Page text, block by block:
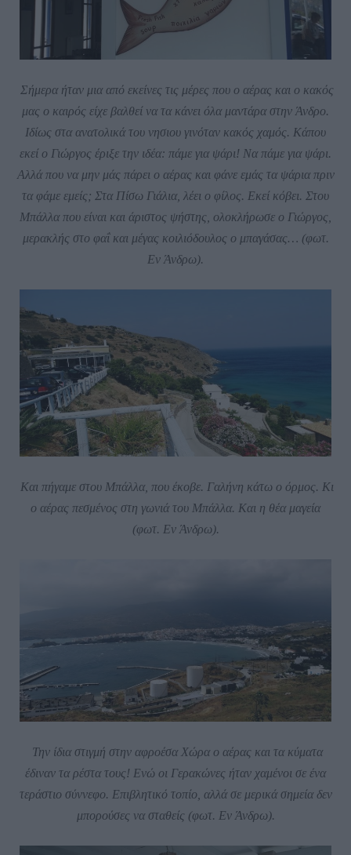
Σήμερα ήταν μια από εκείνες τις μέρες που ο αέρας και ο κακός
μας ο καιρός είχε βαλθεί να τα κάνει όλα μαντάρα στην Άνδρο.
Ιδίως στα ανατολικά του νησιου γινόταν κακός χαμός. Κάπου
εκεί ο Γιώργος έριξε την ιδέα: πάμε για ψάρι! Να πάμε για ψάρι.
Αλλά που να μην μάς πάρει ο αέρας και φάνε εμάς τα ψάρια πριν
τα φάμε εμείς; Στα Πίσω Γιάλια, λέει ο φίλος. Εκεί κόβει. Στου
Μπάλλα που είναι και άριστος ψήστης, ολοκλήρωσε ο Γιώργος,
μερακλής στο φαΐ και μέγας κοιλιόδουλος ο μπαγάσας… (φωτ.
Εν Άνδρω).
Και πήγαμε στου Μπάλλα, που έκοβε. Γαλήνη κάτω ο όρμος. Κι
ο αέρας πεσμένος στη γωνιά του Μπάλλα. Και η θέα μαγεία
(φωτ. Εν Άνδρω).
Την ίδια στιγμή στην αφροέσα Χώρα ο αέρας και τα κύματα
έδιναν τα ρέστα τους! Ενώ οι Γερακώνες ήταν χαμένοι σε ένα
τεράστιο σύννεφο. Επιβλητικό τοπίο, αλλά σε μερικά σημεία δεν
μπορούσες να σταθείς (φωτ. Εν Άνδρω).